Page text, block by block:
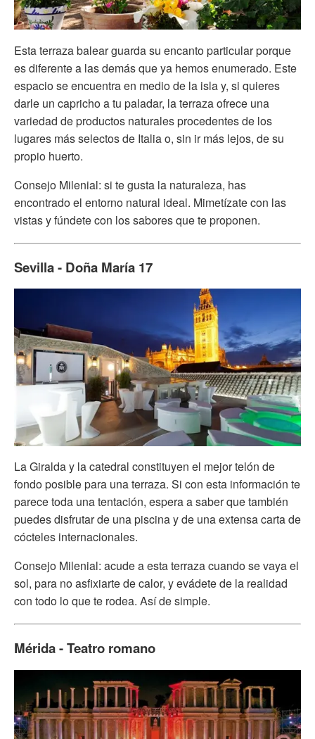
Esta terraza balear guarda su encanto particular porque
es diferente a las demás que ya hemos enumerado. Este
espacio se encuentra en medio de la isla y, si quieres
darle un capricho a tu paladar, la terraza ofrece una
variedad de productos naturales procedentes de los
lugares más selectos de Italia o, sin ir más lejos, de su
propio huerto.
Consejo Milenial: si te gusta la naturaleza, has
encontrado el entorno natural ideal. Mimetízate con las
vistas y fúndete con los sabores que te proponen.
Sevilla - Doña María 17
La Giralda y la catedral constituyen el mejor telón de
fondo posible para una terraza. Si con esta información te
parece toda una tentación, espera a saber que también
puedes disfrutar de una piscina y de una extensa carta de
cócteles internacionales.
Consejo Milenial: acude a esta terraza cuando se vaya el
sol, para no asfixiarte de calor, y evádete de la realidad
con todo lo que te rodea. Así de simple.
Mérida - Teatro romano